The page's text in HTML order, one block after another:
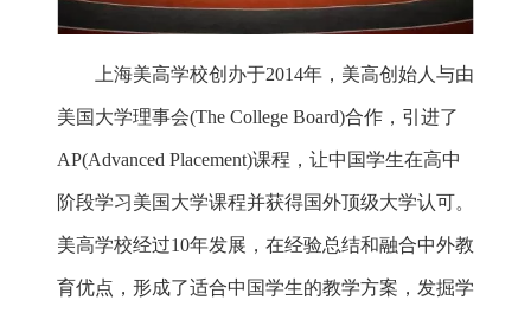
上海美高学校创办于2014年，美高创始人与由
美国大学理事会(The College Board)合作，引进了
AP(Advanced Placement)课程，让中国学生在高中
阶段学习美国大学课程并获得国外顶级大学认可。
美高学校经过10年发展，在经验总结和融合中外教
育优点，形成了适合中国学生的教学方案，发掘学